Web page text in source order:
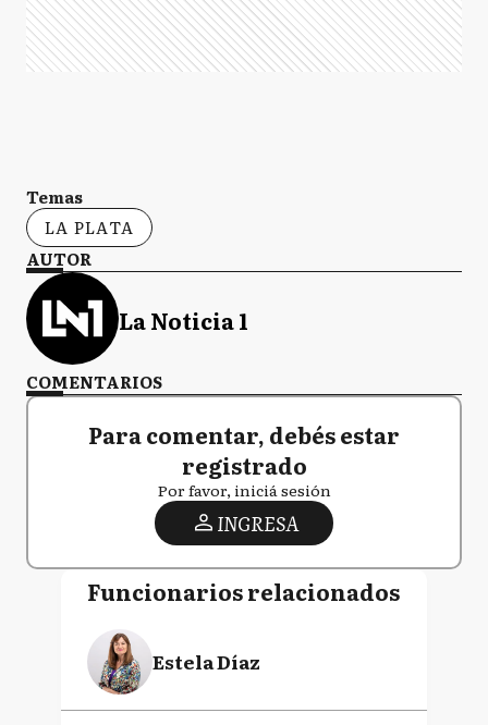
Temas
LA PLATA
AUTOR
La Noticia 1
COMENTARIOS
Para comentar, debés estar
registrado
Por favor, iniciá sesión
INGRESA
Funcionarios relacionados
Estela Díaz